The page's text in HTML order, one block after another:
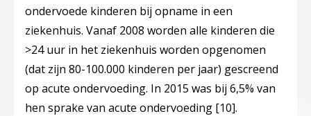
ondervoede kinderen bij opname in een
ziekenhuis. Vanaf 2008 worden alle kinderen die
>24 uur in het ziekenhuis worden opgenomen
(dat zijn 80-100.000 kinderen per jaar) gescreend
op acute ondervoeding. In 2015 was bij 6,5% van
hen sprake van acute ondervoeding [10].